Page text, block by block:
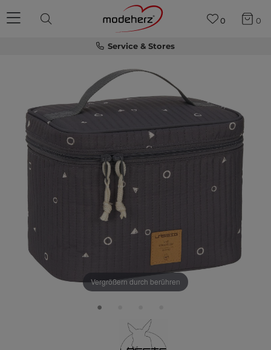
Service & Stores
0 0
Vergrößern durch berühren